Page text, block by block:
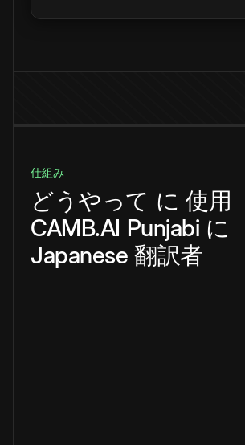
仕組み
どうやって に 使用
CAMB.AI Punjabi に
Japanese 翻訳者